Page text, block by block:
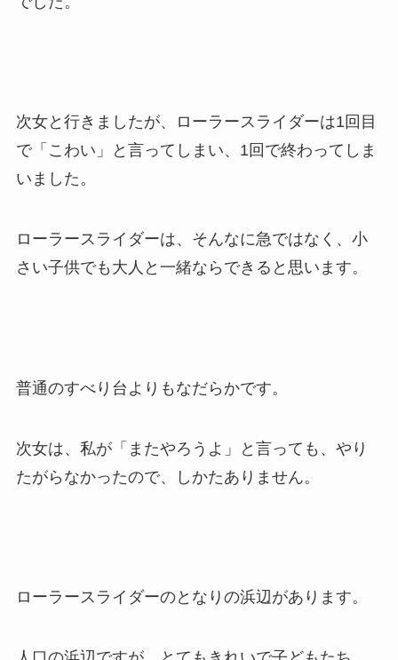
次女と行きましたが、ローラースライダーは1回目
で「こわい」と言ってしまい、1回で終わってしま
いました。
ローラースライダーは、そんなに急ではなく、小
さい子供でも大人と一緒ならできると思います。
普通のすべり台よりもなだらかです。
次女は、私が「またやろうよ」と言っても、やり
たがらなかったので、しかたありません。
ローラースライダーのとなりの浜辺があります。